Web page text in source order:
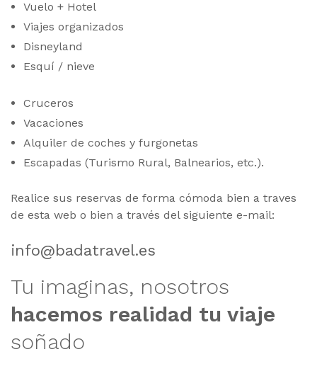
Vuelo + Hotel
Viajes organizados
Disneyland
Esquí / nieve
Cruceros
Vacaciones
Alquiler de coches y furgonetas
Escapadas (Turismo Rural, Balnearios, etc.).
Realice sus reservas de forma cómoda bien a traves
de esta web o bien a través del siguiente e-mail:
info@badatravel.es
Tu imaginas, nosotros
hacemos realidad tu viaje
soñado